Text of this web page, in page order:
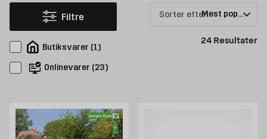
Velkommen til at se vores udvalg af tilbehør til
legeredskaber, som du nemt kan købe hos Byggmax. Kig
forbi din nærmeste Byggmax-butik, eller se med her online
for at finde ud af, hvilke legeredskaber vi kan tilbyde.
Filtre
Butiksvarer (1)
Onlinevarer (23)
Sorter efter:
24 Resultater